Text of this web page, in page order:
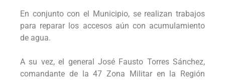
En conjunto con el Municipio, se realizan trabajos
para reparar los accesos aún con acumulamiento
de agua.
A su vez, el general José Fausto Torres Sánchez,
comandante de la 47 Zona Militar en la Región